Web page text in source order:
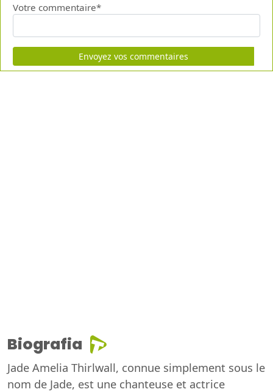
Votre commentaire*
Envoyez vos commentaires
Biografia
Jade Amelia Thirlwall, connue simplement sous le
nom de Jade, est une chanteuse et actrice